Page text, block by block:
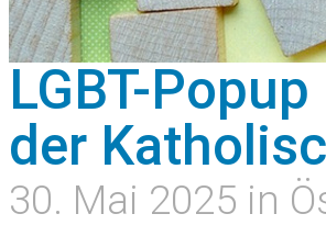
LGBT-
der
30. Mai 2025 in